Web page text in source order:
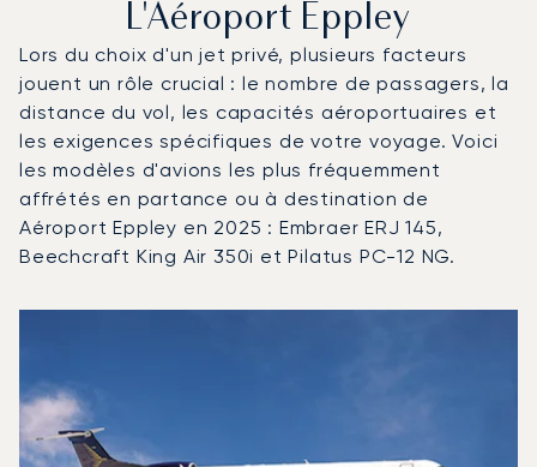
L'Aéroport Eppley
Lors du choix d'un jet privé, plusieurs facteurs
jouent un rôle crucial : le nombre de passagers, la
distance du vol, les capacités aéroportuaires et
les exigences spécifiques de votre voyage. Voici
les modèles d'avions les plus fréquemment
affrétés en partance ou à destination de
Aéroport Eppley en 2025 : Embraer ERJ 145,
Beechcraft King Air 350i et Pilatus PC-12 NG.
Autonomie (NM)